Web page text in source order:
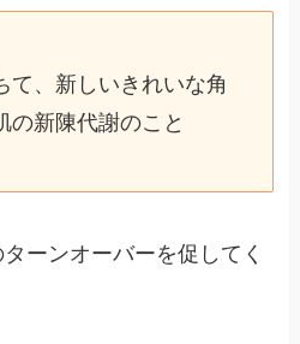
て、新しいきれいな角
の新陳代謝のこと
ーンオーバーを促してく